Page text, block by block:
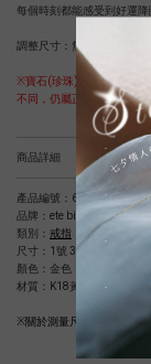
每個時刻都能感受到好運降
調整尺寸：無法修改
※寶石(珍珠)為天然素材，
不同，仍屬正常現象，購買
商品詳細
產品編號：62830001808
品牌：ete bijoux
類別： 戒指
尺寸：1號 3號 5號 7號
顏色：金色
材質：K18黃金(不含鎳，
※關於測量尺寸的詳細說明